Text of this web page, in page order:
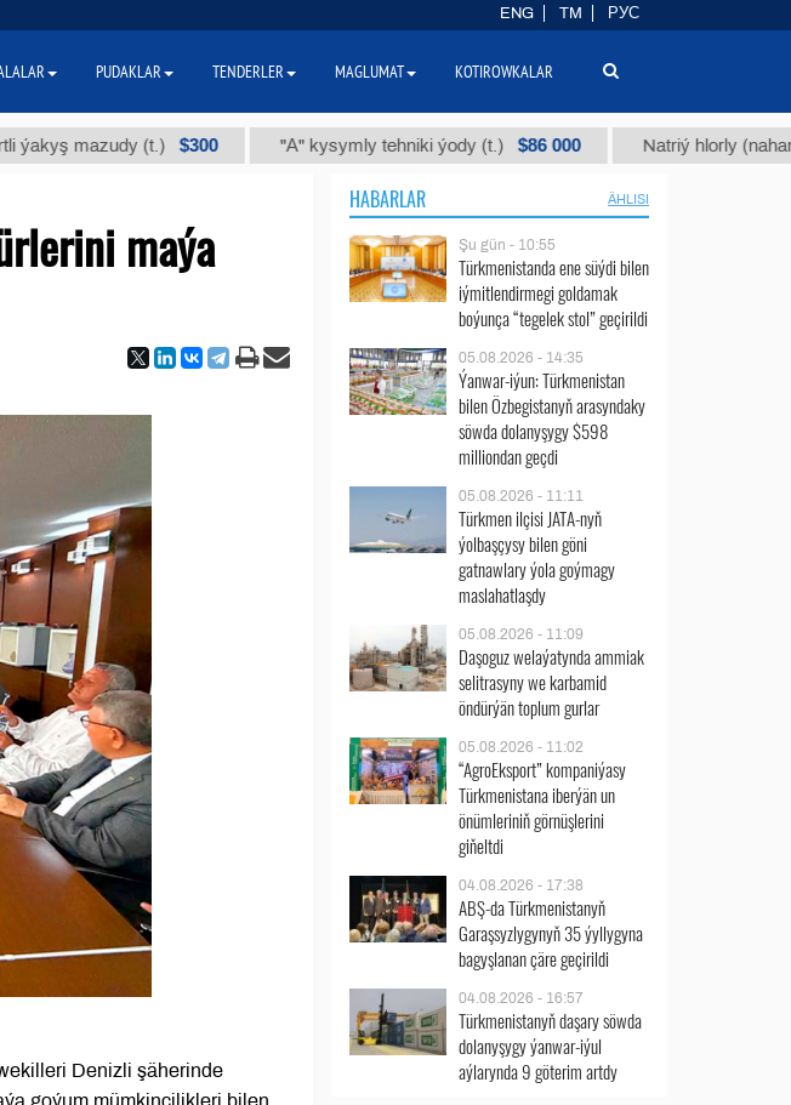
(t.) $300 "А" kysymly tehniki ýody (t.) $86 000 Natriý hlorly (nahar duzy)
maýa
Denizli şäherinde
goýum mümkinçilikleri bilen
HABARLAR ÄHLISI
Şu gün - 10:55
Türkmenistanda ene süýdi bilen
iýmitlendirmegi goldamak
boýunça “tegelek stol” geçirildi
05.08.2026 - 14:35
Ýanwar-iýun: Türkmenistan
bilen Özbegistanyň arasyndaky
söwda dolanyşygy $598
milliondan geçdi
05.08.2026 - 11:11
Türkmen ilçisi JATA-nyň
ýolbaşçysy bilen göni
gatnawlary ýola goýmagy
maslahatlaşdy
05.08.2026 - 11:09
Daşoguz welaýatynda ammiak
selitrasyny we karbamid
öndürýän toplum gurlar
05.08.2026 - 11:02
“AgroEksport” kompaniýasy
Türkmenistana iberýän un
önümleriniň görnüşlerini
giňeltdi
04.08.2026 - 17:38
ABŞ-da Türkmenistanyň
Garaşsyzlygynyň 35 ýyllygyna
bagyşlanan çäre geçirildi
04.08.2026 - 16:57
Türkmenistanyň daşary söwda
dolanyşygy ýanwar-iýul
aýlarynda 9 göterim artdy
ENG TM РУС
PUDAKLAR TENDERLER MAGLUMAT KOTIROWKALAR